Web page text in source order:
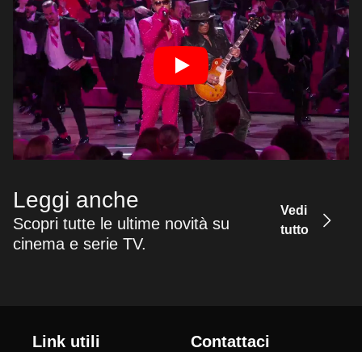
Leggi anche
Scopri tutte le ultime novità su
cinema e serie TV.
Vedi
tutto
Link utili Contattaci